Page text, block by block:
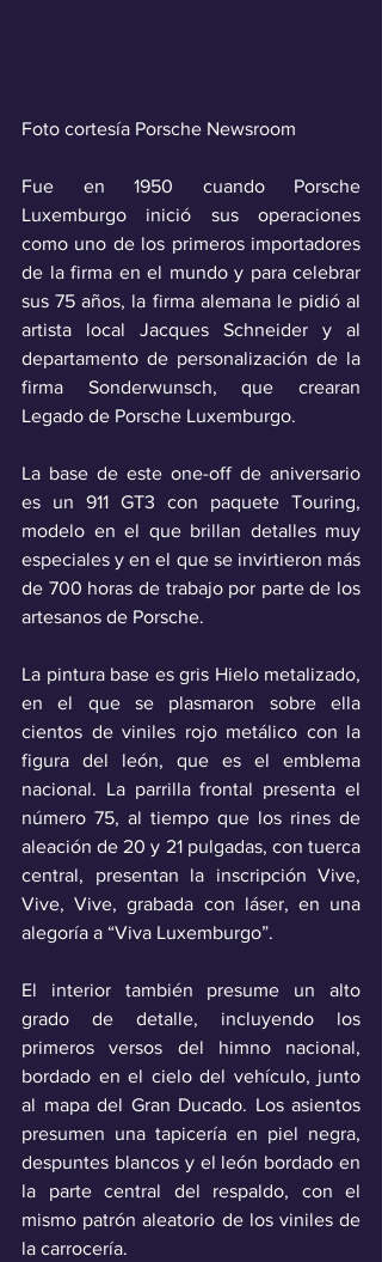
Foto cortesía Porsche Newsroom
Fue en 1950 cuando Porsche
Luxemburgo inició sus operaciones
como uno de los primeros importadores
de la firma en el mundo y para celebrar
sus 75 años, la firma alemana le pidió al
artista local Jacques Schneider y al
departamento de personalización de la
firma Sonderwunsch, que crearan
Legado de Porsche Luxemburgo.
La base de este one-off de aniversario
es un 911 GT3 con paquete Touring,
modelo en el que brillan detalles muy
especiales y en el que se invirtieron más
de 700 horas de trabajo por parte de los
artesanos de Porsche.
La pintura base es gris Hielo metalizado,
en el que se plasmaron sobre ella
cientos de viniles rojo metálico con la
figura del león, que es el emblema
nacional. La parrilla frontal presenta el
número 75, al tiempo que los rines de
aleación de 20 y 21 pulgadas, con tuerca
central, presentan la inscripción Vive,
Vive, Vive, grabada con láser, en una
alegoría a “Viva Luxemburgo”.
El interior también presume un alto
grado de detalle, incluyendo los
primeros versos del himno nacional,
bordado en el cielo del vehículo, junto
al mapa del Gran Ducado. Los asientos
presumen una tapicería en piel negra,
despuntes blancos y el león bordado en
la parte central del respaldo, con el
mismo patrón aleatorio de los viniles de
la carrocería.